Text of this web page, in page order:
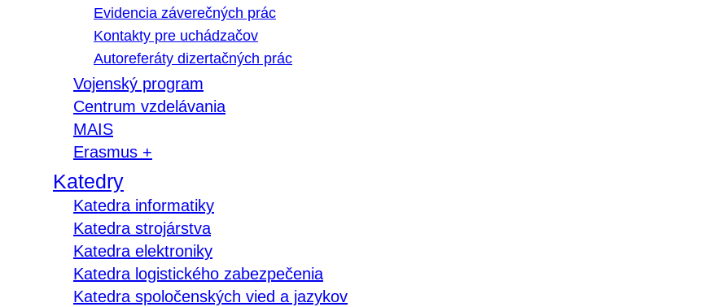
Evidencia záverečných prác
Kontakty pre uchádzačov
Autoreferáty dizertačných prác
Vojenský program
Centrum vzdelávania
MAIS
Erasmus +
Katedry
Katedra informatiky
Katedra strojárstva
Katedra elektroniky
Katedra logistického zabezpečenia
Katedra spoločenských vied a jazykov